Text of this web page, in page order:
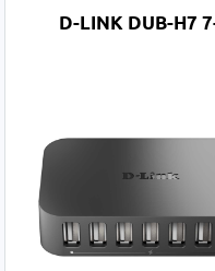
D-LINK DUB-H7